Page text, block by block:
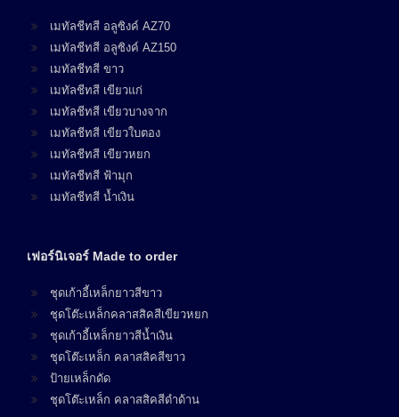
เมทัลชีทสี อลูซิงค์ AZ70
เมทัลชีทสี อลูซิงค์ AZ150
เมทัลชีทสี ขาว
เมทัลชีทสี เขียวแก่
เมทัลชีทสี เขียวบางจาก
เมทัลชีทสี เขียวใบตอง
เมทัลชีทสี เขียวหยก
เมทัลชีทสี ฟ้ามุก
เมทัลชีทสี น้ำเงิน
เฟอร์นิเจอร์ Made to order
ชุดเก้าอี้เหล็กยาวสีขาว
ชุดโต๊ะเหล็กคลาสสิคสีเขียวหยก
ชุดเก้าอี้เหล็กยาวสีน้ำเงิน
ชุดโต๊ะเหล็ก คลาสสิคสีขาว
ป้ายเหล็กดัด
ชุดโต๊ะเหล็ก คลาสสิคสีดำด้าน